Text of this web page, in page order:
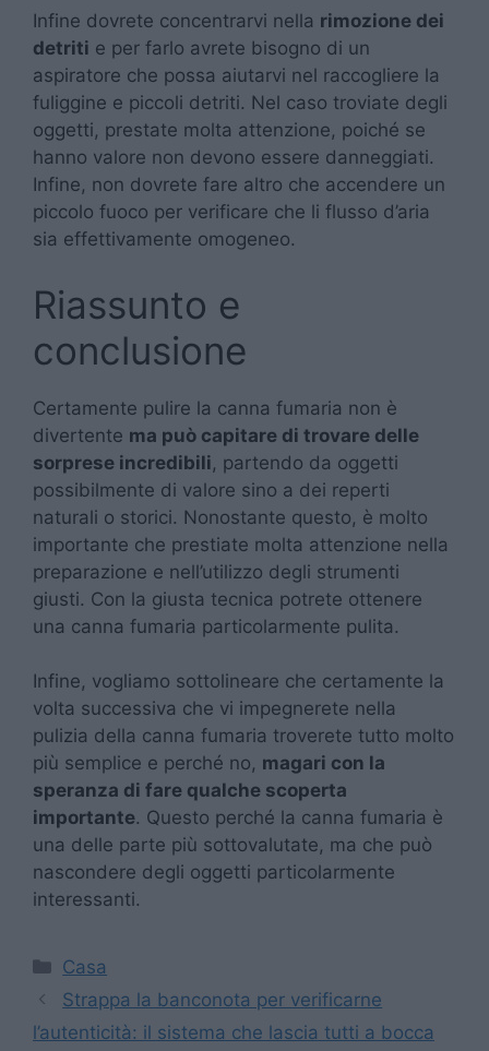
Infine dovrete concentrarvi nella rimozione dei
detriti e per farlo avrete bisogno di un
aspiratore che possa aiutarvi nel raccogliere la
fuliggine e piccoli detriti. Nel caso troviate degli
oggetti, prestate molta attenzione, poiché se
hanno valore non devono essere danneggiati.
Infine, non dovrete fare altro che accendere un
piccolo fuoco per verificare che li flusso d’aria
sia effettivamente omogeneo.
Riassunto e
conclusione
Certamente pulire la canna fumaria non è
divertente ma può capitare di trovare delle
sorprese incredibili, partendo da oggetti
possibilmente di valore sino a dei reperti
naturali o storici. Nonostante questo, è molto
importante che prestiate molta attenzione nella
preparazione e nell’utilizzo degli strumenti
giusti. Con la giusta tecnica potrete ottenere
una canna fumaria particolarmente pulita.
Infine, vogliamo sottolineare che certamente la
volta successiva che vi impegnerete nella
pulizia della canna fumaria troverete tutto molto
più semplice e perché no, magari con la
speranza di fare qualche scoperta
importante. Questo perché la canna fumaria è
una delle parte più sottovalutate, ma che può
nascondere degli oggetti particolarmente
interessanti.
Categorie
Casa
Strappa la banconota per verificarne
l’autenticità: il sistema che lascia tutti a bocca